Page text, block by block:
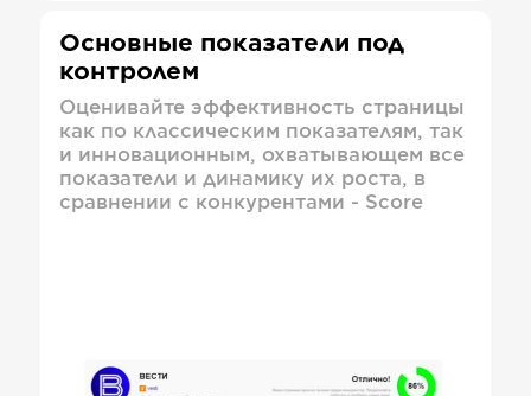
Основные показатели под
контролем
Оценивайте эффективность страницы
как по классическим показателям, так
и инновационным, охватывающем все
показатели и динамику их роста, в
сравнении с конкурентами - Score